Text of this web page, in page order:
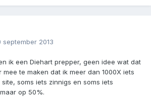
september 2013
ik een Diehart prepper, geen idee wat dat
te maken dat ik meer dan 1000X iets
soms iets zinnigs en soms iets
op 50%.